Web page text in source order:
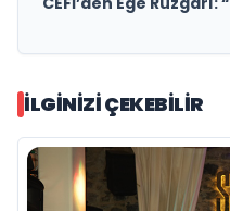
İLGINIZI ÇEKEBILIR